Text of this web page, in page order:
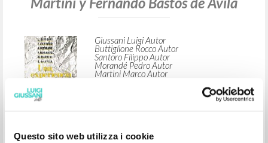
Questo sito web utilizza i cookie
“Sentido religioso y trabajo.” En Una
experiencia que se hace escuela: Curso
de doctrina social de la Iglesia, de Luigi
Giussani, Filippo Santoro, Rocco
Martini y Fernando Bastos de Avila